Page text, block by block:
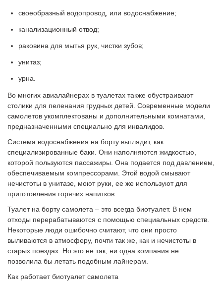
своеобразный водопровод, или водоснабжение;
канализационный отвод;
раковина для мытья рук, чистки зубов;
унитаз;
урна.
Во многих авиалайнерах в туалетах также обустраивают
столики для пеленания грудных детей. Современные модели
самолетов укомплектованы и дополнительными комнатами,
предназначенными специально для инвалидов.
Система водоснабжения на борту выглядит, как
специализированные баки. Они наполняются жидкостью,
которой пользуются пассажиры. Она подается под давлением,
обеспечиваемым компрессорами. Этой водой смывают
нечистоты в унитазе, моют руки, ее же используют для
приготовления горячих напитков.
Туалет на борту самолета – это всегда биотуалет. В нем
отходы перерабатываются с помощью специальных средств.
Некоторые люди ошибочно считают, что они просто
выливаются в атмосферу, почти так же, как и нечистоты в
старых поездах. Но это не так, ни одна компания не
позволила бы летать подобным лайнерам.
Как работает биотуалет самолета